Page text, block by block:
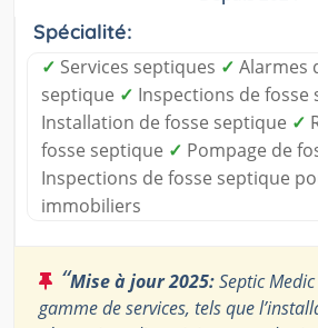
Spécialité:
✓ Services septiques ✓ Alarmes
septique ✓ Inspections de fosse
Installation de fosse septique ✓
fosse septique ✓ Pompage de
Inspections de fosse septique
immobiliers
“Mise à jour 2025:Septic
gamme de services, tels que